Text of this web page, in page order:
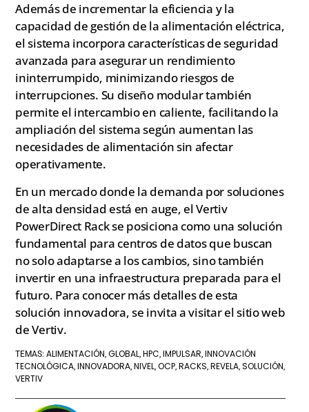
Además de incrementar la eficiencia y la
capacidad de gestión de la alimentación eléctrica,
el sistema incorpora características de seguridad
avanzada para asegurar un rendimiento
ininterrumpido, minimizando riesgos de
interrupciones. Su diseño modular también
permite el intercambio en caliente, facilitando la
ampliación del sistema según aumentan las
necesidades de alimentación sin afectar
operativamente.
En un mercado donde la demanda por soluciones
de alta densidad está en auge, el Vertiv
PowerDirect Rack se posiciona como una solución
fundamental para centros de datos que buscan
no solo adaptarse a los cambios, sino también
invertir en una infraestructura preparada para el
futuro. Para conocer más detalles de esta
solución innovadora, se invita a visitar el sitio web
de Vertiv.
TEMAS:ALIMENTACIÓN,GLOBAL, HPC, IMPULSAR, INNOVACIÓN
TECNOLÓGICA, INNOVADORA, NIVEL,OCP, RACKS, REVELA,SOLUCIÓN,
VERTIV